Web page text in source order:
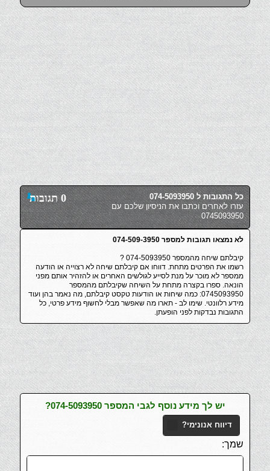
0 תגובות
כל התגובות ל 074-5093950
עזרו לאחרים וכתבו את הניסיון שלכם עם
0745093950
לא נמצאו תגובות למספר 074-509-3950
קיבלתם שיחה מהמספר 074-5093950 ?
רשמו את הפרטים מתחת. דווחו אם קיבלתם שיחה לא רצוייה או הודעה
ממספר לא מוכר על מנת לסייע לגולשים האחרים או להזהיר אותם מפני
הונאה. ספרו בקצרה מתחת על השיחה שקיבלתם מהמספר
0745093950: כמה שיחות או הודעות טקסט קיבלתם, מה נאמר בהן ועוד
מידע רלוונטי. שימו לב - תארו מה שאפשר מבלי לחשוף מידע פרטי, כל
התגובות נבדקות לפני הופעתן.
יש לך מידע נוסף לגבי המספר 074-5093950?
דיווח אנונימי?
שמך: